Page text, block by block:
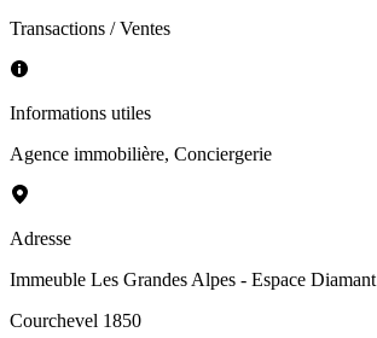
Transactions / Ventes
Informations utiles
Agence immobilière, Conciergerie
Adresse
Immeuble Les Grandes Alpes - Espace Diamant
Courchevel 1850